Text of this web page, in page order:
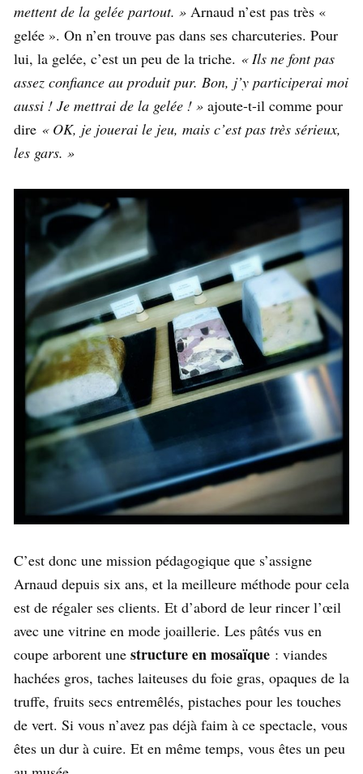
mettent de la gelée partout. » Arnaud n’est pas très «
gelée ». On n’en trouve pas dans ses charcuteries. Pour
lui, la gelée, c’est un peu de la triche. « Ils ne font pas
assez confiance au produit pur. Bon, j’y participerai moi
aussi ! Je mettrai de la gelée ! » ajoute-t-il comme pour
dire « OK, je jouerai le jeu, mais c’est pas très sérieux,
les gars. »
C’est donc une mission pédagogique que s’assigne
Arnaud depuis six ans, et la meilleure méthode pour cela
est de régaler ses clients. Et d’abord de leur rincer l’œil
avec une vitrine en mode joaillerie. Les pâtés vus en
coupe arborent une structure en mosaïque : viandes
hachées gros, taches laiteuses du foie gras, opaques de la
truffe, fruits secs entremêlés, pistaches pour les touches
de vert. Si vous n’avez pas déjà faim à ce spectacle, vous
êtes un dur à cuire. Et en même temps, vous êtes un peu